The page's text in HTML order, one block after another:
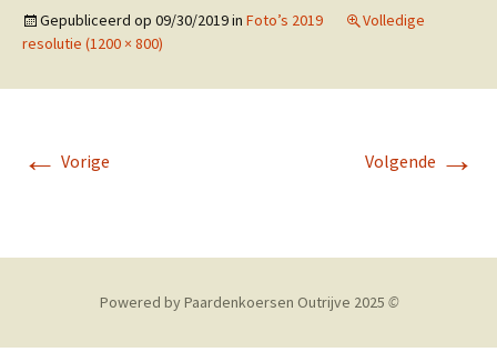
Gepubliceerd op 09/30/2019in Foto’s 2019
Volledige
resolutie (1200 × 800)
← Vorige Volgende →
Powered by Paardenkoersen Outrijve 2025 ©